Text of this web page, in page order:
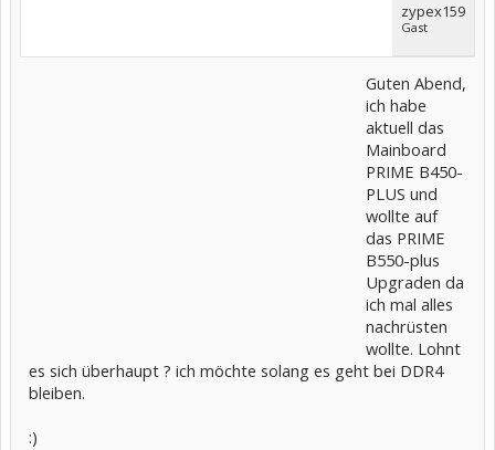
zypex159
Gast
Guten Abend,
ich habe
aktuell das
Mainboard
PRIME B450-
PLUS und
wollte auf
das PRIME
B550-plus
Upgraden da
ich mal alles
nachrüsten
wollte. Lohnt
es sich überhaupt ? ich möchte solang es geht bei DDR4
bleiben.
:)